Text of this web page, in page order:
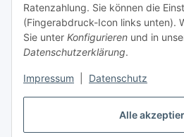
Alle
Ratenzahlung. Sie können die
(Fingerabdruck-Icon links unten).
Sie unter Konfigurieren und in
Datenschutzerklärung.
Impressum Datenschutz
Informationen
Gesetzliche Informationen
Vertrag